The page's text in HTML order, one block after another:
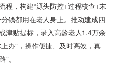
程，构建“源头防控+过程核查+末
钱都用在老人身上。推动建成四
津贴提标，录入高龄老人1.4万余
办”，操作便捷、及时高效，真
。